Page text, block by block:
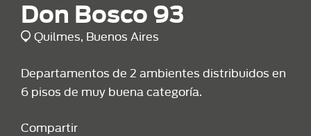
Don Bosco 93
Quilmes, Buenos Aires
Departamentos de 2 ambientes distribuidos en
6 pisos de muy buena categoría.
Compartir